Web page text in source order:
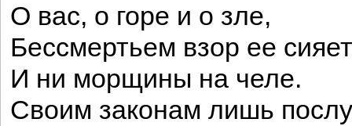
О вас, о горе и о зле,
Бессмертьем взор ее
И ни морщины на челе.
Своим законам лишь